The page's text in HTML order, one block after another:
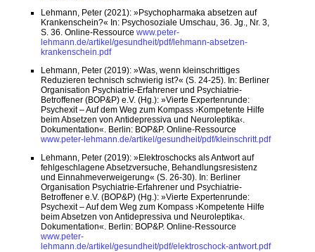
Lehmann, Peter (2021): »Psychopharmaka absetzen auf
Krankenschein?« In: Psychosoziale Umschau, 36. Jg., Nr. 3,
S. 36. Online-Ressource www.peter-
lehmann.de/artikel/gesundheit/pdf/lehmann-absetzen-
krankenschein.pdf
Lehmann, Peter (2019): »Was, wenn kleinschrittiges
Reduzieren technisch schwierig ist?« (S. 24-25). In: Berliner
Organisation Psychiatrie-Erfahrener und Psychiatrie-
Betroffener (BOP&P) e.V. (Hg.): »Vierte Expertenrunde:
Psychexit – Auf dem Weg zum Kompass ›Kompetente Hilfe
beim Absetzen von Antidepressiva und Neuroleptika‹.
Dokumentation«. Berlin: BOP&P. Online-Ressource
www.peter-lehmann.de/artikel/gesundheit/pdf/kleinschritt.pdf
Lehmann, Peter (2019): »Elektroschocks als Antwort auf
fehlgeschlagene Absetzversuche, Behandlungsresistenz
und Einnahmeverweigerung« (S. 26-30). In: Berliner
Organisation Psychiatrie-Erfahrener und Psychiatrie-
Betroffener e.V. (BOP&P) (Hg.): »Vierte Expertenrunde:
Psychexit – Auf dem Weg zum Kompass ›Kompetente Hilfe
beim Absetzen von Antidepressiva und Neuroleptika‹.
Dokumentation«. Berlin: BOP&P. Online-Ressource
www.peter-
lehmann.de/artikel/gesundheit/pdf/elektroschock-antwort.pdf